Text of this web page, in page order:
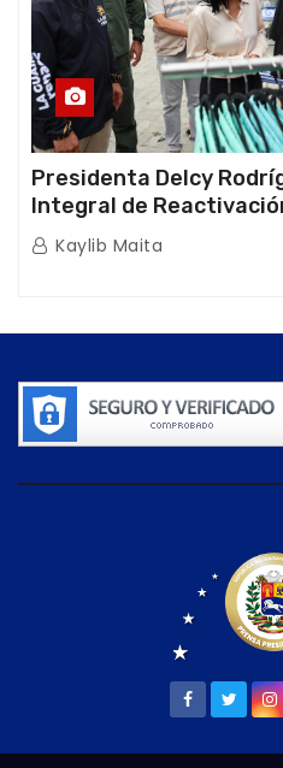
Presidenta Delcy
Integral de
Guaira
Kaylib Maita